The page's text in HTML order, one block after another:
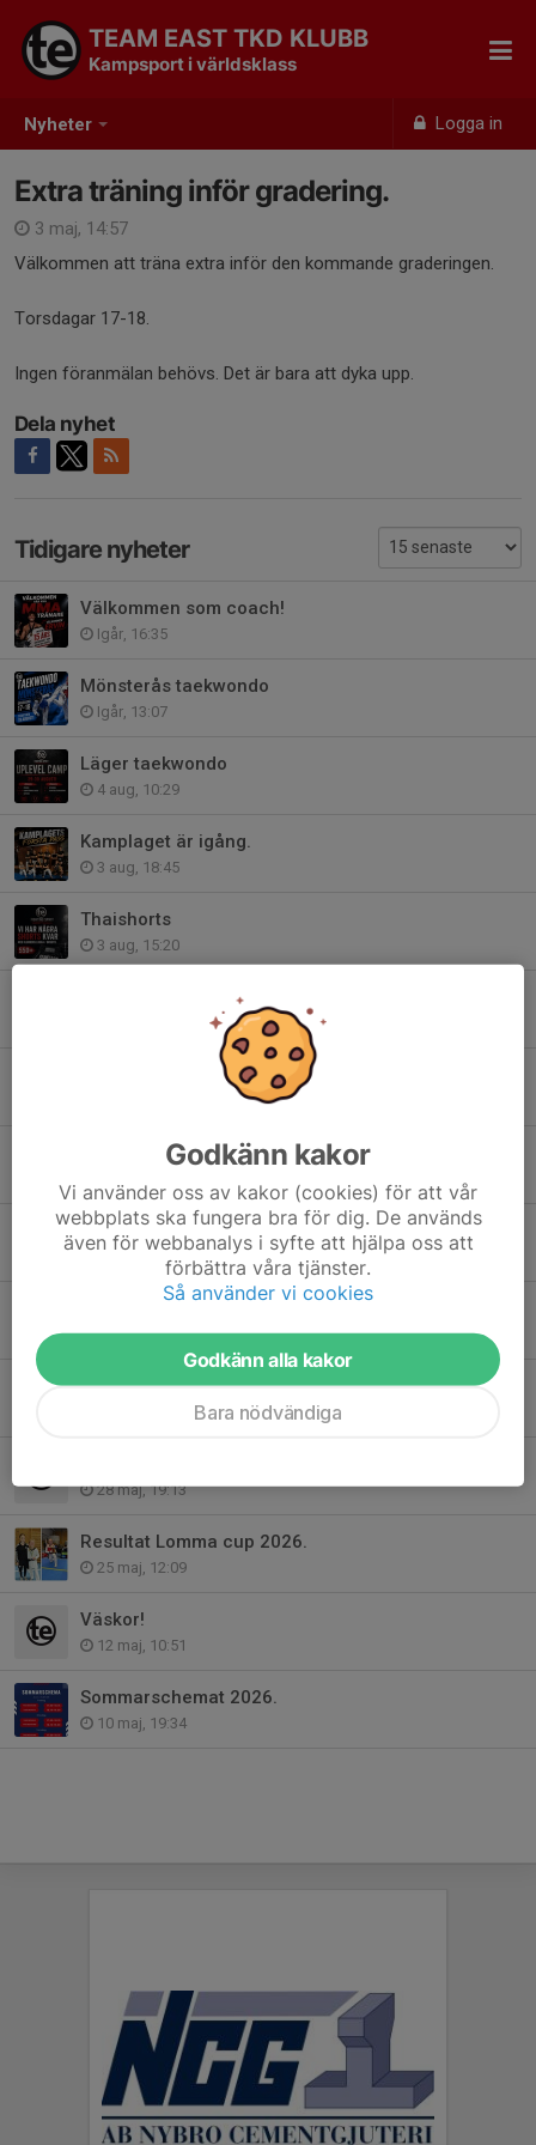
Nyheter Logga in
TEAM EAST TKD KLUBB
Kampsport i världsklass
Extra träning inför gradering.
3 maj, 14:57
Välkommen att träna extra inför den kommande graderingen.
Torsdagar 17-18.
Ingen föranmälan behövs. Det är bara att dyka upp.
Dela nyhet
Tidigare nyheter
Välkommen som coach!
Igår, 16:35
Mönsterås taekwondo
Igår, 13:07
Läger taekwondo
4 aug, 10:29
Kamplaget är igång.
3 aug, 18:45
Thaishorts
3 aug, 15:20
Preliminär schema HT 2026.
Taekwondo! Inställt.
Läger taekwondo!
9 jul, 17:10
Taekwondo mötesplatsen Oxhagen.
4 jun, 13:02
28 maj, 19:13
Resultat Lomma cup 2026.
25 maj, 12:09
Väskor!
12 maj, 10:51
Sommarschemat 2026.
10 maj, 19:34
Godkänn kakor
Vi använder oss av kakor (cookies) för att vår
webbplats ska fungera bra för dig. De används
även för webbanalys i syfte att hjälpa oss att
förbättra våra tjänster.
Så använder vi cookies
Godkänn alla kakor
Bara nödvändiga